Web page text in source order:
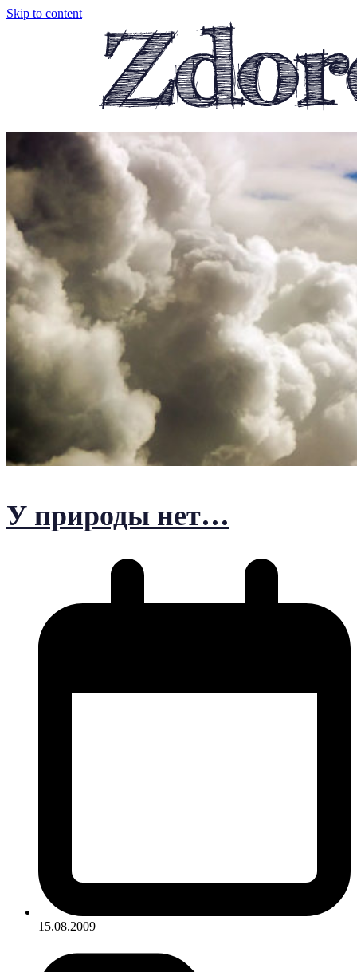
Skip to content
У природы нет…
15.08.2009